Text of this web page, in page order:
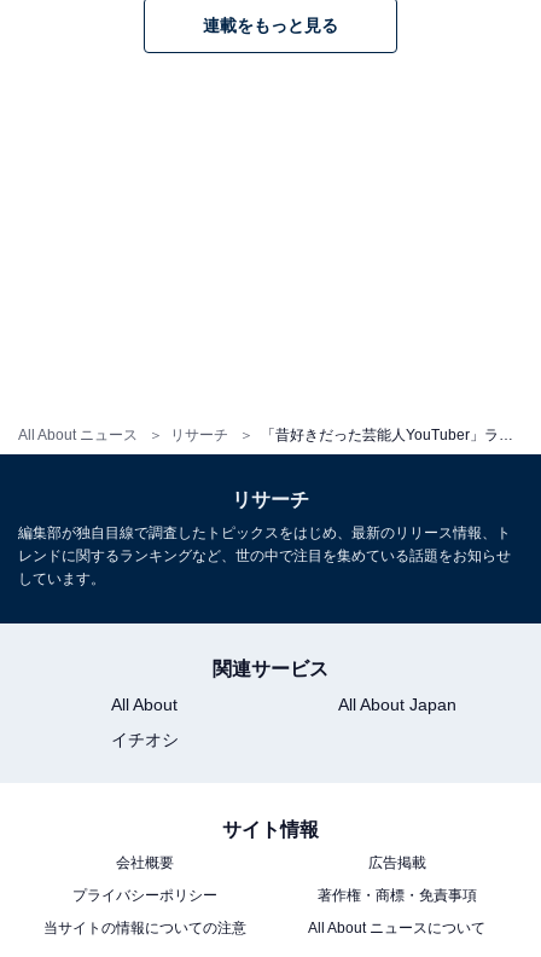
All About ニュース リサーチ
連載をもっと見る
リサーチ
編集部が独自目線で調査したトピックスをはじめ、最新のリリース情報、ト
レンドに関するランキングなど、世の中で注目を集めている話題をお知らせ
しています。
関連サービス
All About
All About Japan
イチオシ
サイト情報
会社概要
広告掲載
プライバシーポリシー
著作権・商標・免責事項
当サイトの情報についての注意
All About ニュースについて